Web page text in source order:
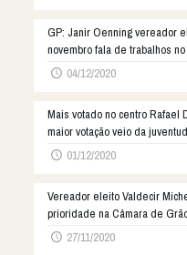
GP: Janir Oenning vereador
novembro fala de trabalhos
04/12/2020
Mais votado no centro Rafael
maior votação veio da
01/12/2020
Vereador eleito Valdecir
prioridade na Câmara de
27/11/2020